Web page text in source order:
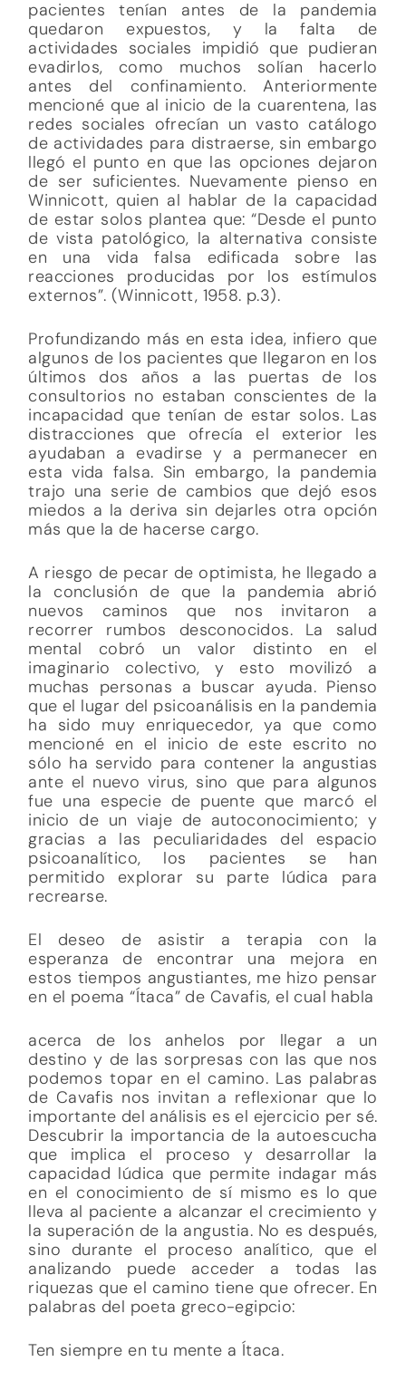
pacientes tenían antes de la pandemia
quedaron expuestos, y la falta de
actividades sociales impidió que pudieran
evadirlos, como muchos solían hacerlo
antes del confinamiento. Anteriormente
mencioné que al inicio de la cuarentena, las
redes sociales ofrecían un vasto catálogo
de actividades para distraerse, sin embargo
llegó el punto en que las opciones dejaron
de ser suficientes. Nuevamente pienso en
Winnicott, quien al hablar de la capacidad
de estar solos plantea que: “Desde el punto
de vista patológico, la alternativa consiste
en una vida falsa edificada sobre las
reacciones producidas por los estímulos
externos”. (Winnicott, 1958. p.3).
Profundizando más en esta idea, infiero que
algunos de los pacientes que llegaron en los
últimos dos años a las puertas de los
consultorios no estaban conscientes de la
incapacidad que tenían de estar solos. Las
distracciones que ofrecía el exterior les
ayudaban a evadirse y a permanecer en
esta vida falsa. Sin embargo, la pandemia
trajo una serie de cambios que dejó esos
miedos a la deriva sin dejarles otra opción
más que la de hacerse cargo.
A riesgo de pecar de optimista, he llegado a
la conclusión de que la pandemia abrió
nuevos caminos que nos invitaron a
recorrer rumbos desconocidos. La salud
mental cobró un valor distinto en el
imaginario colectivo, y esto movilizó a
muchas personas a buscar ayuda. Pienso
que el lugar del psicoanálisis en la pandemia
ha sido muy enriquecedor, ya que como
mencioné en el inicio de este escrito no
sólo ha servido para contener la angustias
ante el nuevo virus, sino que para algunos
fue una especie de puente que marcó el
inicio de un viaje de autoconocimiento; y
gracias a las peculiaridades del espacio
psicoanalítico, los pacientes se han
permitido explorar su parte lúdica para
recrearse.
El deseo de asistir a terapia con la
esperanza de encontrar una mejora en
estos tiempos angustiantes, me hizo pensar
en el poema “Ítaca” de Cavafis, el cual habla
acerca de los anhelos por llegar a un
destino y de las sorpresas con las que nos
podemos topar en el camino. Las palabras
de Cavafis nos invitan a reflexionar que lo
importante del análisis es el ejercicio per sé.
Descubrir la importancia de la autoescucha
que implica el proceso y desarrollar la
capacidad lúdica que permite indagar más
en el conocimiento de sí mismo es lo que
lleva al paciente a alcanzar el crecimiento y
la superación de la angustia. No es después,
sino durante el proceso analítico, que el
analizando puede acceder a todas las
riquezas que el camino tiene que ofrecer. En
palabras del poeta greco-egipcio:
Ten siempre en tu mente a Ítaca.